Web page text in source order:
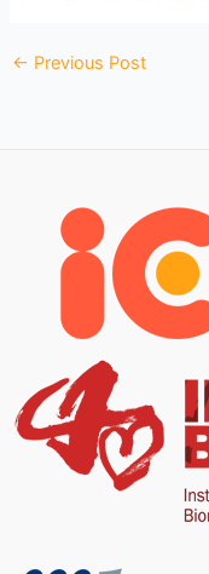
← Previous Post